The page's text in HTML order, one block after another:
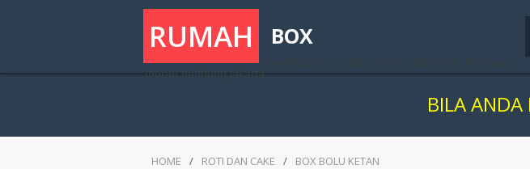
RUMAH BOX
murah bandung jakarta
BILA ANDA
HOME / ROTI DAN CAKE / BOX BOLU KETAN